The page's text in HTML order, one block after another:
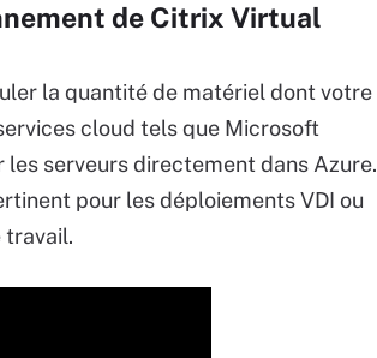
de Citrix Virtual
la quantité de matériel dont votre
cloud tels que Microsoft
les serveurs directement dans Azure.
pour les déploiements VDI ou
travail.